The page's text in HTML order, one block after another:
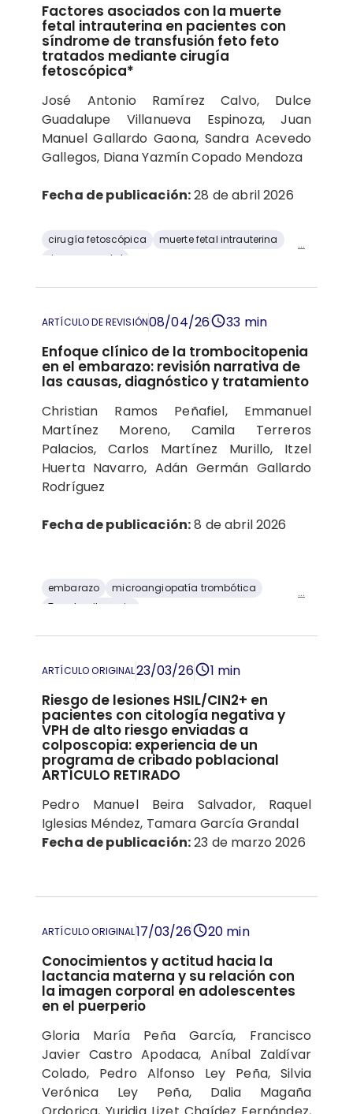
Factores asociados con la muerte
fetal intrauterina en pacientes con
síndrome de transfusión feto feto
tratados mediante cirugía
fetoscópica*
José Antonio Ramírez Calvo, Dulce
Guadalupe Villanueva Espinoza, Juan
Manuel Gallardo Gaona, Sandra Acevedo
Gallegos, Diana Yazmín Copado Mendoza
Fecha de publicación:28 de abril 2026
cirugía fetoscópica
muerte fetal intrauterina
riesgo prenatal
...
ARTÍCULO DE REVISIÓN08/04/26 33 min
Enfoque clínico de la trombocitopenia
en el embarazo: revisión narrativa de
las causas, diagnóstico y tratamiento
Christian Ramos Peñafiel, Emmanuel
Martínez Moreno, Camila Terreros
Palacios, Carlos Martínez Murillo, Itzel
Huerta Navarro, Adán Germán Gallardo
Rodríguez
Fecha de publicación:8 de abril 2026
embarazo
microangiopatía trombótica
Trombocitopenia
...
ARTÍCULO ORIGINAL23/03/26 1 min
Riesgo de lesiones HSIL/CIN2+ en
pacientes con citología negativa y
VPH de alto riesgo enviadas a
colposcopia: experiencia de un
programa de cribado poblacional
ARTÍCULO RETIRADO
Pedro Manuel Beira Salvador, Raquel
Iglesias Méndez, Tamara García Grandal
Fecha de publicación:23 de marzo 2026
ARTÍCULO ORIGINAL17/03/26 20 min
Conocimientos y actitud hacia la
lactancia materna y su relación con
la imagen corporal en adolescentes
en el puerperio
Gloria María Peña García, Francisco
Javier Castro Apodaca, Aníbal Zaldívar
Colado, Pedro Alfonso Ley Peña, Silvia
Verónica Ley Peña, Dalia Magaña